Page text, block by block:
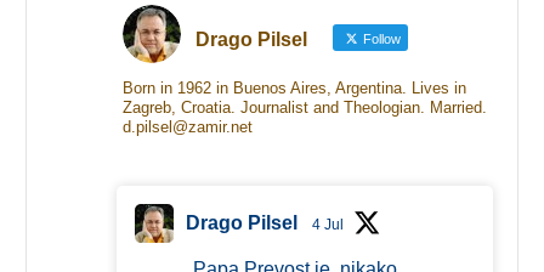
Drago Pilsel Follow
Born in 1962 in Buenos Aires, Argentina. Lives in
Zagreb, Croatia. Journalist and Theologian. Married.
d.pilsel@zamir.net
Drago Pilsel 4 Jul